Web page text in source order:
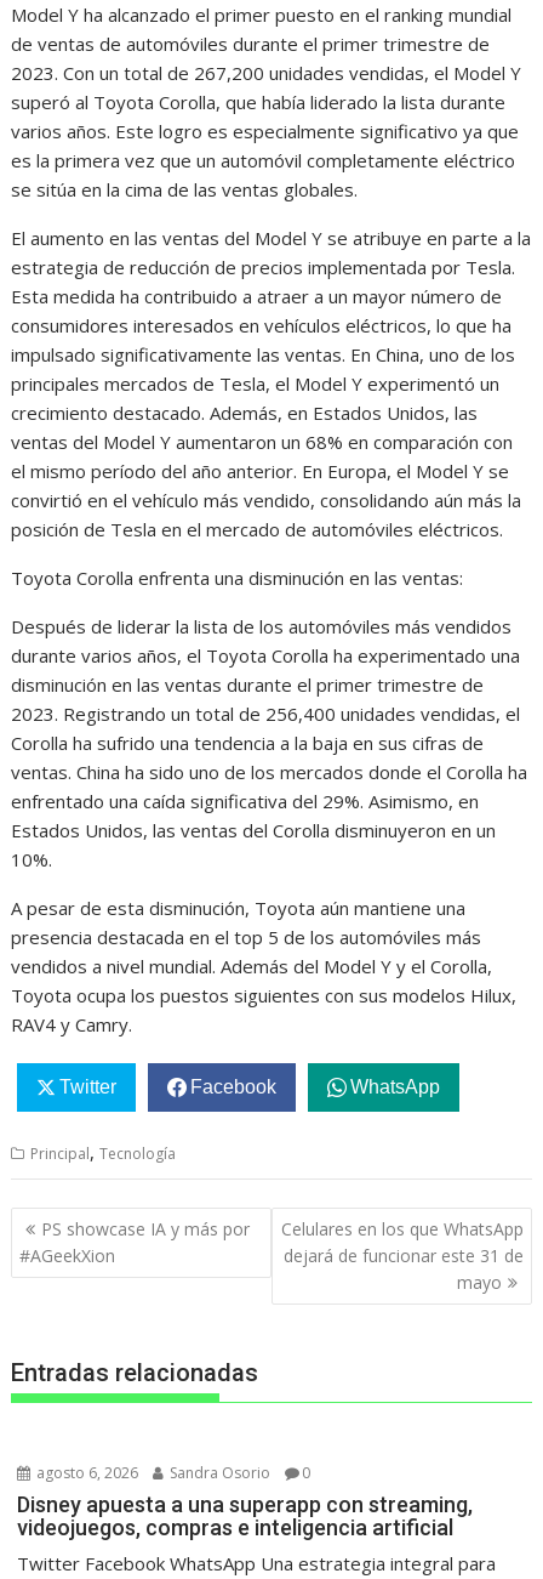
Model Y ha alcanzado el primer puesto en el ranking mundial
de ventas de automóviles durante el primer trimestre de
2023. Con un total de 267,200 unidades vendidas, el Model Y
superó al Toyota Corolla, que había liderado la lista durante
varios años. Este logro es especialmente significativo ya que
es la primera vez que un automóvil completamente eléctrico
se sitúa en la cima de las ventas globales.
El aumento en las ventas del Model Y se atribuye en parte a la
estrategia de reducción de precios implementada por Tesla.
Esta medida ha contribuido a atraer a un mayor número de
consumidores interesados en vehículos eléctricos, lo que ha
impulsado significativamente las ventas. En China, uno de los
principales mercados de Tesla, el Model Y experimentó un
crecimiento destacado. Además, en Estados Unidos, las
ventas del Model Y aumentaron un 68% en comparación con
el mismo período del año anterior. En Europa, el Model Y se
convirtió en el vehículo más vendido, consolidando aún más la
posición de Tesla en el mercado de automóviles eléctricos.
Toyota Corolla enfrenta una disminución en las ventas:
Después de liderar la lista de los automóviles más vendidos
durante varios años, el Toyota Corolla ha experimentado una
disminución en las ventas durante el primer trimestre de
2023. Registrando un total de 256,400 unidades vendidas, el
Corolla ha sufrido una tendencia a la baja en sus cifras de
ventas. China ha sido uno de los mercados donde el Corolla ha
enfrentado una caída significativa del 29%. Asimismo, en
Estados Unidos, las ventas del Corolla disminuyeron en un
10%.
A pesar de esta disminución, Toyota aún mantiene una
presencia destacada en el top 5 de los automóviles más
vendidos a nivel mundial. Además del Model Y y el Corolla,
Toyota ocupa los puestos siguientes con sus modelos Hilux,
RAV4 y Camry.
Twitter Facebook WhatsApp
Principal,Tecnología
Navegación
de
entradas
PS showcase IA y más por
#AGeekXion
Celulares en los que WhatsApp
dejará de funcionar este 31 de
mayo
Entradas relacionadas
agosto 6, 2026 Sandra Osorio 0
Disney apuesta a una superapp con streaming,
videojuegos, compras e inteligencia artificial
Twitter Facebook WhatsApp Una estrategia integral para